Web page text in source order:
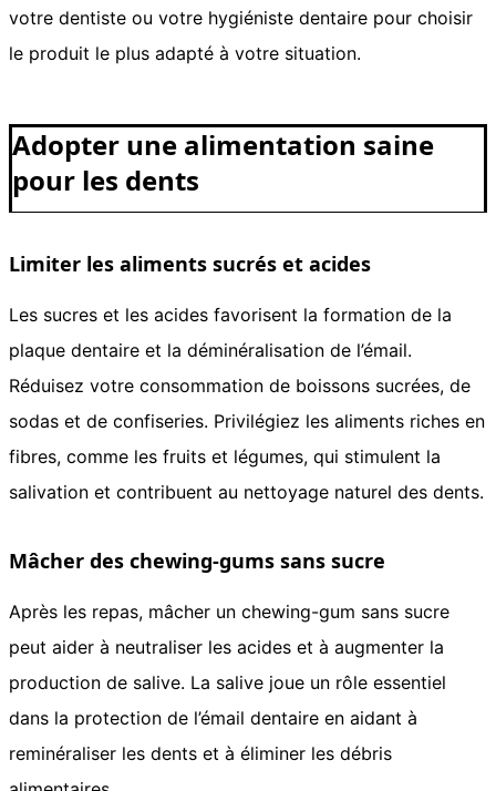
votre dentiste ou votre hygiéniste dentaire pour choisir
le produit le plus adapté à votre situation.
Adopter une alimentation saine
pour les dents
Limiter les aliments sucrés et acides
Les sucres et les acides favorisent la formation de la
plaque dentaire et la déminéralisation de l’émail.
Réduisez votre consommation de boissons sucrées, de
sodas et de confiseries. Privilégiez les aliments riches en
fibres, comme les fruits et légumes, qui stimulent la
salivation et contribuent au nettoyage naturel des dents.
Mâcher des chewing-gums sans sucre
Après les repas, mâcher un chewing-gum sans sucre
peut aider à neutraliser les acides et à augmenter la
production de salive. La salive joue un rôle essentiel
dans la protection de l’émail dentaire en aidant à
reminéraliser les dents et à éliminer les débris